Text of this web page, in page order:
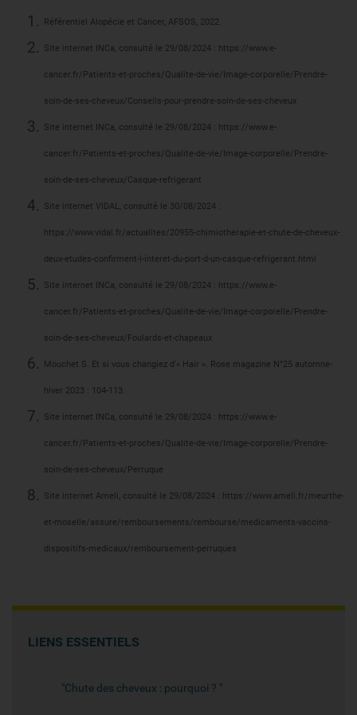
Référentiel Alopécie et Cancer, AFSOS, 2022.
Site internet INCa, consulté le 29/08/2024 : https://www.e-
cancer.fr/Patients-et-proches/Qualite-de-vie/Image-corporelle/Prendre-
soin-de-ses-cheveux/Conseils-pour-prendre-soin-de-ses-cheveux
Site internet INCa, consulté le 29/08/2024 : https://www.e-
cancer.fr/Patients-et-proches/Qualite-de-vie/Image-corporelle/Prendre-
soin-de-ses-cheveux/Casque-refrigerant
Site internet VIDAL, consulté le 30/08/2024 :
https://www.vidal.fr/actualites/20955-chimiotherapie-et-chute-de-cheveux-
deux-etudes-confirment-l-interet-du-port-d-un-casque-refrigerant.html
Site internet INCa, consulté le 29/08/2024 : https://www.e-
cancer.fr/Patients-et-proches/Qualite-de-vie/Image-corporelle/Prendre-
soin-de-ses-cheveux/Foulards-et-chapeaux
Mouchet S. Et si vous changiez d'« Hair ». Rose magazine N°25 automne-
hiver 2023 : 104-113.
Site internet INCa, consulté le 29/08/2024 : https://www.e-
cancer.fr/Patients-et-proches/Qualite-de-vie/Image-corporelle/Prendre-
soin-de-ses-cheveux/Perruque
Site internet Ameli, consulté le 29/08/2024 : https://www.ameli.fr/meurthe-
et-moselle/assure/remboursements/rembourse/medicaments-vaccins-
dispositifs-medicaux/remboursement-perruques
LIENS ESSENTIELS
"Chute des cheveux : pourquoi ? "